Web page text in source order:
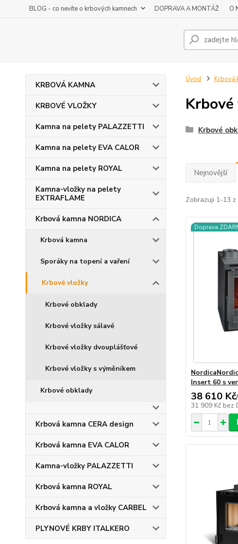
BLOG - co nevíte o krbových kamnech DOPRAVA A MONTÁŽ O
KRBOVÁ KAMNA
KRBOVÉ VLOŽKY
Kamna na pelety PALAZZETTI
Kamna na pelety EVA CALOR
Kamna na pelety ROYAL
Kamna-vložky na pelety
EXTRAFLAME
Krbová kamna NORDICA
Krbová kamna
Sporáky na topení a vaření
Krbové vložky
Krbové obklady
Krbové vložky sálavé
Krbové vložky dvouplášťové
Krbové vložky s výměníkem
Krbové obklady
Krbová kamna CERA design
Krbová kamna EVA CALOR
Kamna-vložky PALAZZETTI
Krbová kamna ROYAL
Krbová kamna a vložky CARBEL
PLYNOVÉ KRBY ITALKERO
Úvod Krbová
Krbové
Nejnovější
Zobrazuji 1-13 z
Doprava
Insert 60 s
38 610 Kč/
31 909 Kč bez